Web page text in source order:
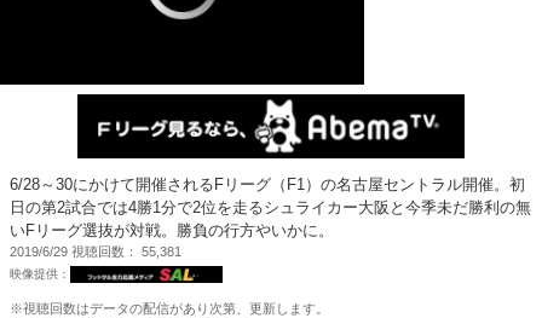
6/28～30にかけて開催されるFリーグ（F1）の名古屋セントラル開催。初
日の第2試合では4勝1分で2位を走るシュライカー大阪と今季未だ勝利の無
いFリーグ選抜が対戦。勝負の行方やいかに。
2019/6/29 視聴回数 55,381
※視聴回数はデータの配信があり次第、更新します。